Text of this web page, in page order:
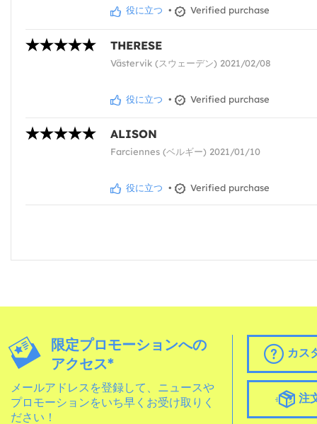
役に立つ • Verified purchase
THERESE
Västervik (スウェーデン) 2021/02/08
役に立つ • Verified purchase
ALISON
Farciennes (ベルギー) 2021/01/10
役に立つ • Verified purchase
限定プロモーションへの
アクセス*
メールアドレスを登録して、ニュースや
プロモーションをいち早くお受け取りく
ださい！
カス
注